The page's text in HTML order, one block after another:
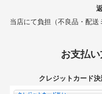
当店にて負担（不良品・配送
お支払
クレジットカード